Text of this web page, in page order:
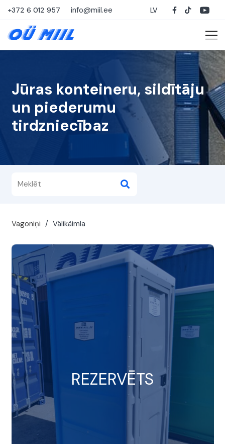
+372 6 012 957 info@miil.ee LV
Jūras konteineru, sildītāju
un piederumu
tirdzniecībaz
Vagoniņi / Välikäimla